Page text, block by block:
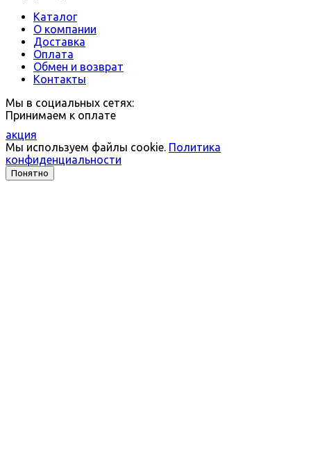
Каталог
О компании
Доставка
Оплата
Обмен и возврат
Контакты
Мы в социальных сетях:
Принимаем к оплате
акция
Мы используем файлы cookie. Политика
конфиденциальности
Понятно